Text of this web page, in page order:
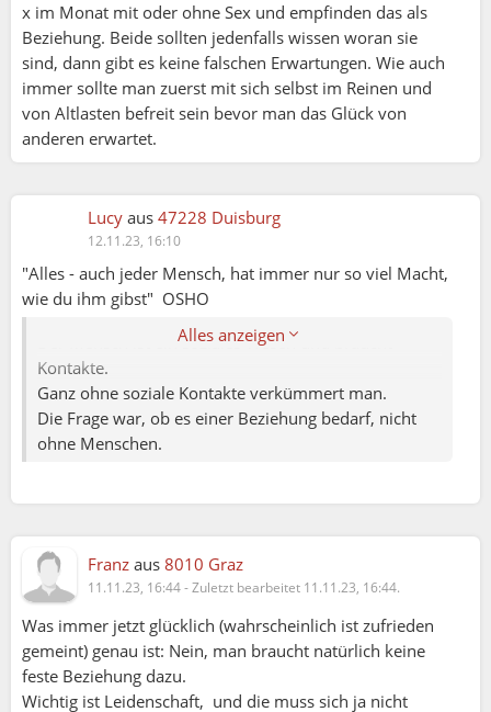
x im Monat mit oder ohne Sex und empfinden das als
Beziehung. Beide sollten jedenfalls wissen woran sie
sind, dann gibt es keine falschen Erwartungen. Wie auch
immer sollte man zuerst mit sich selbst im Reinen und
von Altlasten befreit sein bevor man das Glück von
anderen erwartet.
Lucy aus 47228 Duisburg
12.11.23, 16:10
"Alles - auch jeder Mensch, hat immer nur so viel Macht,
wie du ihm gibst" OSHO
Alles anzeigen
Linda:
ohne Beziehung zu Menschen lebt es sich
glücklicher
Der Mensch ist ein soziales Wesen und braucht
Kontakte.
Ganz ohne soziale Kontakte verkümmert man.
Die Frage war, ob es einer Beziehung bedarf, nicht
ohne Menschen.
Franz aus 8010 Graz
11.11.23, 16:44-Zuletzt bearbeitet 11.11.23, 16:44.
Was immer jetzt glücklich (wahrscheinlich ist zufrieden
gemeint) genau ist: Nein, man braucht natürlich keine
feste Beziehung dazu.
Wichtig ist Leidenschaft, und die muss sich ja nicht